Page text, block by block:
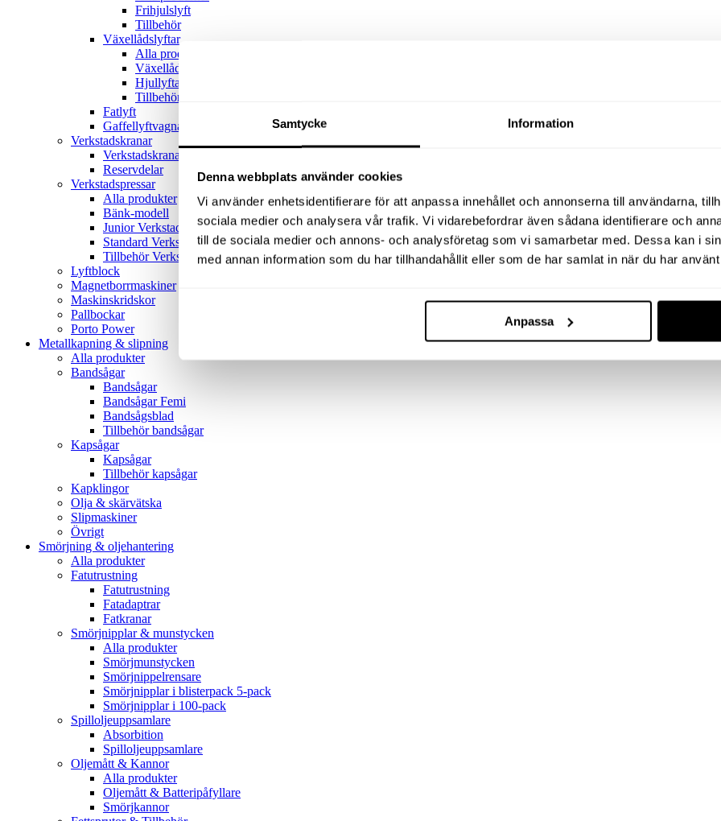
Samtycke Information
Denna webbplats använder cookies
Vi använder enhetsidentifierare för att anpassa innehållet och annonserna till användarna,
sociala medier och analysera vår trafik. Vi vidarebefordrar även sådana identifierare och
till de sociala medier och annons- och analysföretag som vi samarbetar med. Dessa kan i
med annan information som du har tillhandahållit eller som de har samlat in när du har
Anpassa
Frihjulslyft
Tillbehör
Växellådslyftar
Alla produkter
Växellådslyftar
Hjullyftar
Tillbehör
Fatlyft
Gaffellyftvagnar
Verkstadskranar
Verkstadskranar
Reservdelar
Verkstadspressar
Alla produkter
Bänk-modell
Junior Verkstadspress
Standard Verkstadspress
Tillbehör Verkstadspressar
Lyftblock
Magnetborrmaskiner
Maskinskridskor
Pallbockar
Porto Power
Metallkapning & slipning
Alla produkter
Bandsågar
Bandsågar
Bandsågar Femi
Bandsågsblad
Tillbehör bandsågar
Kapsågar
Kapsågar
Tillbehör kapsågar
Kapklingor
Olja & skärvätska
Slipmaskiner
Övrigt
Smörjning & oljehantering
Alla produkter
Fatutrustning
Fatutrustning
Fatadaptrar
Fatkranar
Smörjnipplar & munstycken
Alla produkter
Smörjmunstycken
Smörjnippelrensare
Smörjnipplar i blisterpack 5-pack
Smörjnipplar i 100-pack
Spilloljeuppsamlare
Absorbition
Spilloljeuppsamlare
Oljemått & Kannor
Alla produkter
Oljemått & Batteripåfyllare
Smörjkannor